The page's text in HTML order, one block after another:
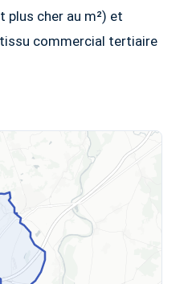
plus cher au m²) et
commercial tertiaire